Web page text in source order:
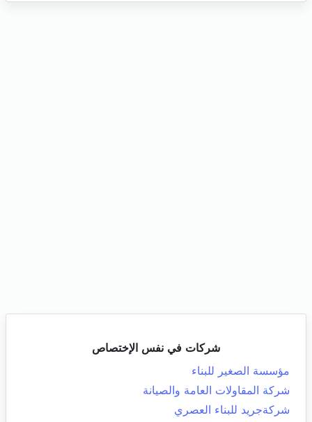
شركات في نفس الإختصاص
مؤسسة الصغير للبناء
شركة المقاولات العامة والصيانة
شركةجريد للبناء العصري